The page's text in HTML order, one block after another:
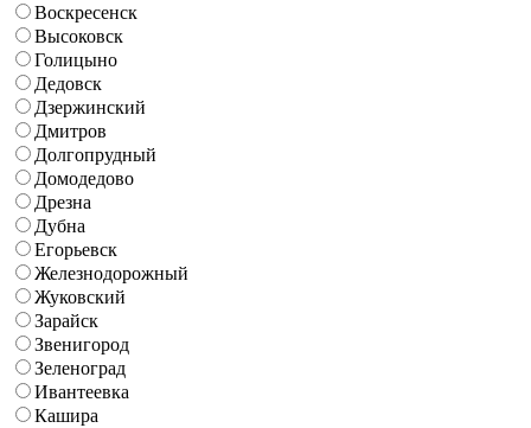
Воскресенск
Высоковск
Голицыно
Дедовск
Дзержинский
Дмитров
Долгопрудный
Домодедово
Дрезна
Дубна
Егорьевск
Железнодорожный
Жуковский
Зарайск
Звенигород
Зеленоград
Ивантеевка
Кашира